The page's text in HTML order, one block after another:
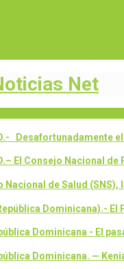
Net
Desafortunadamente
El Consejo Nacional de
Nacional de Salud
Dominicana).-
Dominicana - El
Dominicana. —